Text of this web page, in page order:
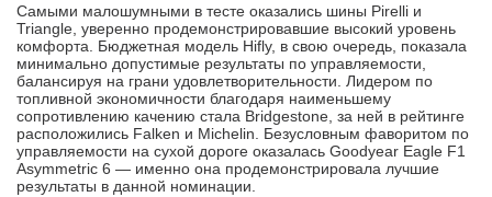
Самыми малошумными в тесте оказались шины Pirelli и
Triangle, уверенно продемонстрировавшие высокий уровень
комфорта. Бюджетная модель Hifly, в свою очередь, показала
минимально допустимые результаты по управляемости,
балансируя на грани удовлетворительности. Лидером по
топливной экономичности благодаря наименьшему
сопротивлению качению стала Bridgestone, за ней в рейтинге
расположились Falken и Michelin. Безусловным фаворитом по
управляемости на сухой дороге оказалась Goodyear Eagle F1
Asymmetric 6 — именно она продемонстрировала лучшие
результаты в данной номинации.